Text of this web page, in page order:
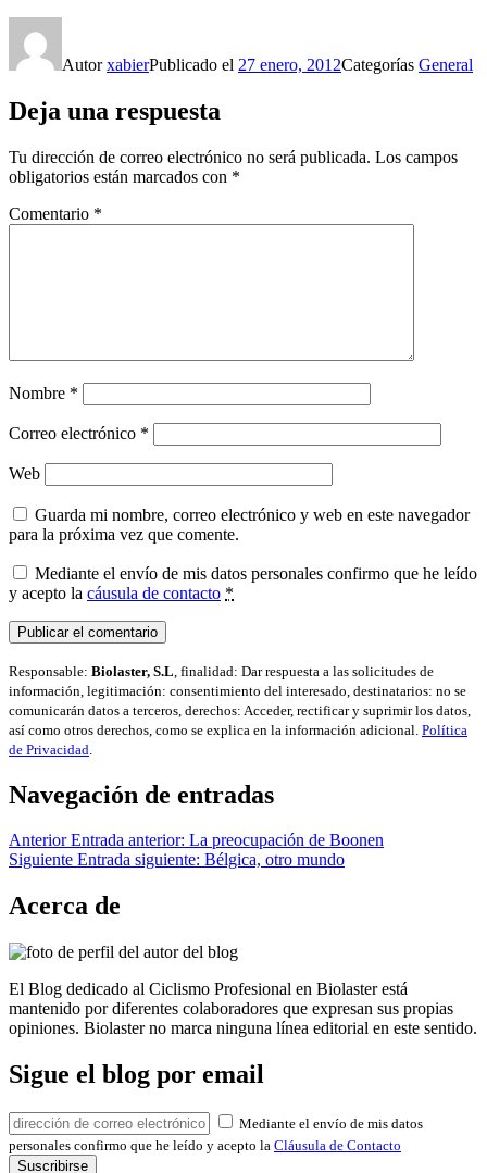
AutorxabierPublicado el 27 enero, 2012Categorías General
Deja una respuesta
Tu dirección de correo electrónico no será publicada. Los campos
obligatorios están marcados con *
Comentario *
Nombre *
Correo electrónico *
Web
Guarda mi nombre, correo electrónico y web en este navegador
para la próxima vez que comente.
Mediante el envío de mis datos personales confirmo que he leído
y acepto la cáusula de contacto *
Responsable: Biolaster, S.L , finalidad: Dar respuesta a las solicitudes de
información, legitimación: consentimiento del interesado, destinatarios: no se
comunicarán datos a terceros, derechos: Acceder, rectificar y suprimir los datos,
así como otros derechos, como se explica en la información adicional. Política
de Privacidad
Navegación de entradas
Anterior Entrada anterior: La preocupación de Boonen
Siguiente Entrada siguiente: Bélgica, otro mundo
Acerca de
El Blog dedicado al Ciclismo Profesional en Biolaster está
mantenido por diferentes colaboradores que expresan sus propias
opiniones. Biolaster no marca ninguna línea editorial en este sentido.
Sigue el blog por email
Mediante el envío de mis datos
personales confirmo que he leído y acepto la Cláusula de Contacto